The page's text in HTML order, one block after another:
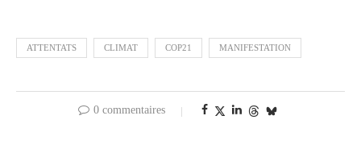
ATTENTATS CLIMAT COP21 MANIFESTATION
0 commentaires